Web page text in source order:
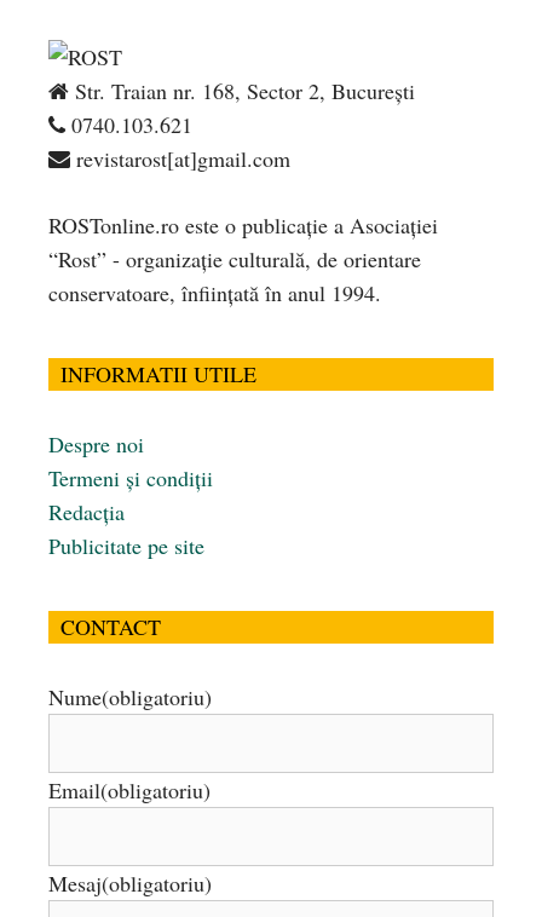
Str. Traian nr. 168, Sector 2, București
0740.103.621
revistarost[at]gmail.com
ROSTonline.ro este o publicaţie a Asociaţiei
“Rost” - organizaţie culturală, de orientare
conservatoare, înfiinţată în anul 1994.
INFORMATII UTILE
Despre noi
Termeni și condiții
Redacția
Publicitate pe site
CONTACT
Nume(obligatoriu)
Email(obligatoriu)
Mesaj(obligatoriu)